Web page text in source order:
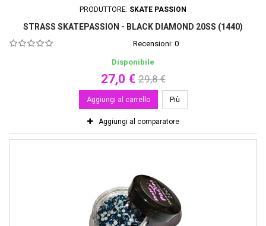
PRODUTTORE: SKATE PASSION
STRASS SKATEPASSION - BLACK DIAMOND 20SS (1440)
Recensioni: 0
Disponibile
27,0 € 29,8 €
Aggiungi al carrello Più
Aggiungi al comparatore